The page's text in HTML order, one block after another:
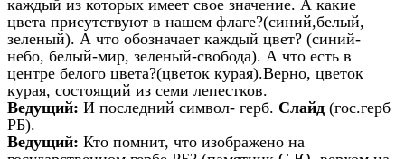
каждый из которых имеет свое значение. А какие
цвета присутствуют в нашем флаге?(синий,белый,
зеленый). А что обозначает каждый цвет? (синий-
небо, белый-мир, зеленый-свобода). А что есть в
центре белого цвета?(цветок курая).Верно, цветок
курая, состоящий из семи лепестков.
Ведущий: И последний символ- герб. Слайд (гос.герб
РБ).
Ведущий: Кто помнит, что изображено на